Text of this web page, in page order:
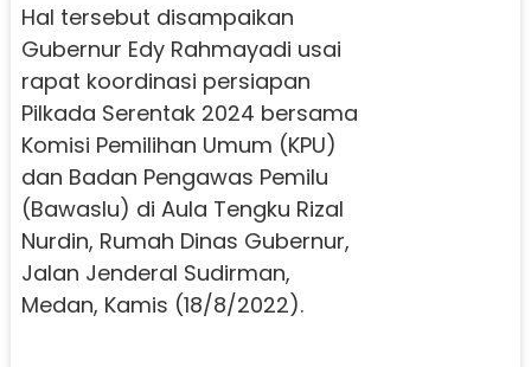
Hal tersebut disampaikan
Gubernur Edy Rahmayadi usai
rapat koordinasi persiapan
Pilkada Serentak 2024 bersama
Komisi Pemilihan Umum (KPU)
dan Badan Pengawas Pemilu
(Bawaslu) di Aula Tengku Rizal
Nurdin, Rumah Dinas Gubernur,
Jalan Jenderal Sudirman,
Medan, Kamis (18/8/2022).